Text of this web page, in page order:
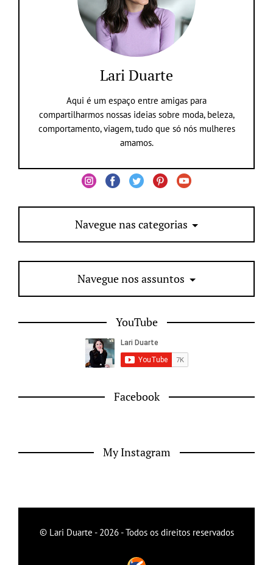
Lari Duarte
Aqui é um espaço entre amigas para
compartilharmos nossas ideias sobre moda, beleza,
comportamento, viagem, tudo que só nós mulheres
amamos.
Navegue nas categorias
Navegue nos assuntos
YouTube
Facebook
My Instagram
© Lari Duarte - 2026 - Todos os direitos reservados